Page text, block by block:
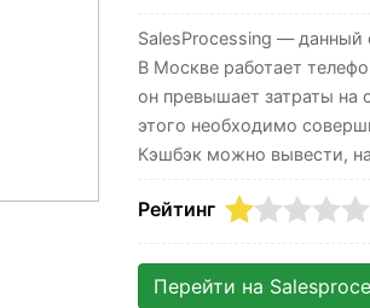
SalesProcessing — данный
В Москве работает
он превышает затраты на
этого необходимо
Кэшбэк можно вывести,
Рейтинг
Перейти на